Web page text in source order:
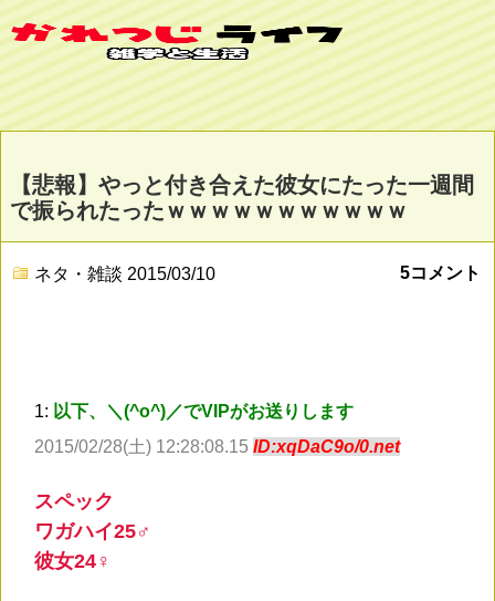
【悲報】やっと付き合えた彼女にたった一週間
で振られたったｗｗｗｗｗｗｗｗｗｗｗ
ネタ・雑談 2015/03/10 5コメント
1: 以下、＼(^o^)／でVIPがお送りします
2015/02/28(土) 12:28:08.15 ID:xqDaC9o/0.net
スペック
ワガハイ25♂
彼女24♀